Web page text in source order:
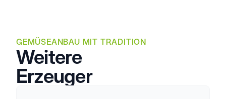
GEMÜSEANBAU MIT TRADITION
Weitere
Erzeuger